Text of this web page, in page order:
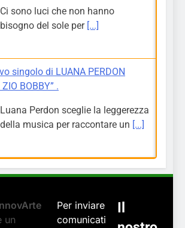
Ci sono luci che non hanno
bisogno del sole per [...]
singolo di LUANA PERDON
ZIO BOBBY” .
Luana Perdon sceglie la leggerezza
della musica per raccontare un [...]
un
Per inviare
comunicati
Il